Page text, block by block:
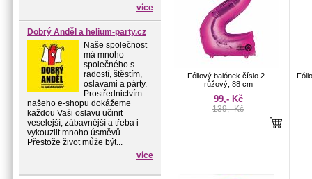
více
Dobrý Anděl a helium-party.cz
Naše společnost
má mnoho
společného s
radostí, štěstím,
oslavami a párty.
Prostřednictvím
našeho e-shopu dokážeme
každou Vaši oslavu učinit
veselejší, zábavnější a třeba i
vykouzlit mnoho úsměvů.
Přestože život může být...
více
Fóliový balónek číslo 2 -
růžový, 88 cm
99,- Kč
139,- Kč